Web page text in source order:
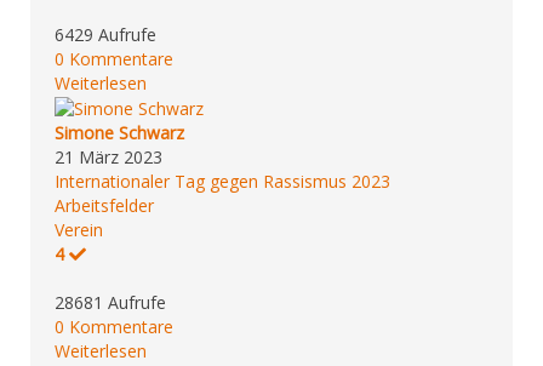
6429 Aufrufe
0 Kommentare
Weiterlesen
Simone Schwarz
21 März 2023
Internationaler Tag gegen Rassismus 2023
Arbeitsfelder
Verein
4
28681 Aufrufe
0 Kommentare
Weiterlesen